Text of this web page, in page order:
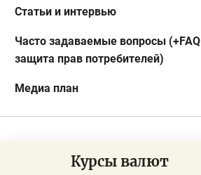
Статьи и интервью
Часто задаваемые вопросы (+FAQ
защита прав потребителей)
Медиа план
Курсы валют